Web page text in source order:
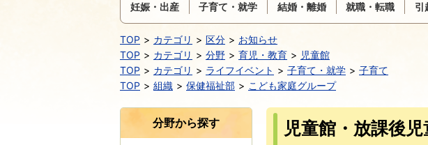
妊娠・出産 子育て・就学 結婚・離婚 就職・転職 引
TOP カテゴリ 区分
お知らせ
TOP
カテゴリ 分野 育児・教育
児童館
TOP
カテゴリ ライフイベント 子育て・就学
子育て
TOP
組織 保健福祉部 こども家庭グループ
児童館・放課後
分野から探す